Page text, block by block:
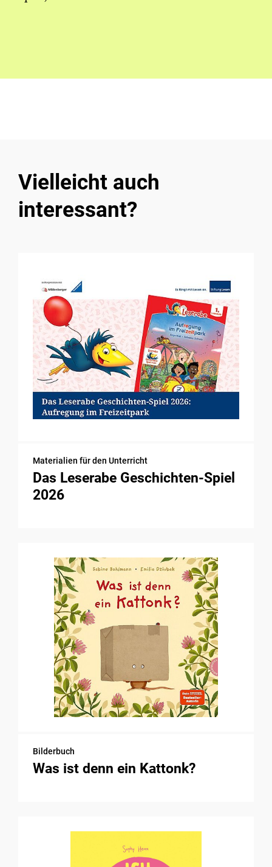
Vielleicht auch
interessant?
Materialien für den Unterricht
Das Leserabe Geschichten-Spiel
2026
Bilderbuch
Was ist denn ein Kattonk?